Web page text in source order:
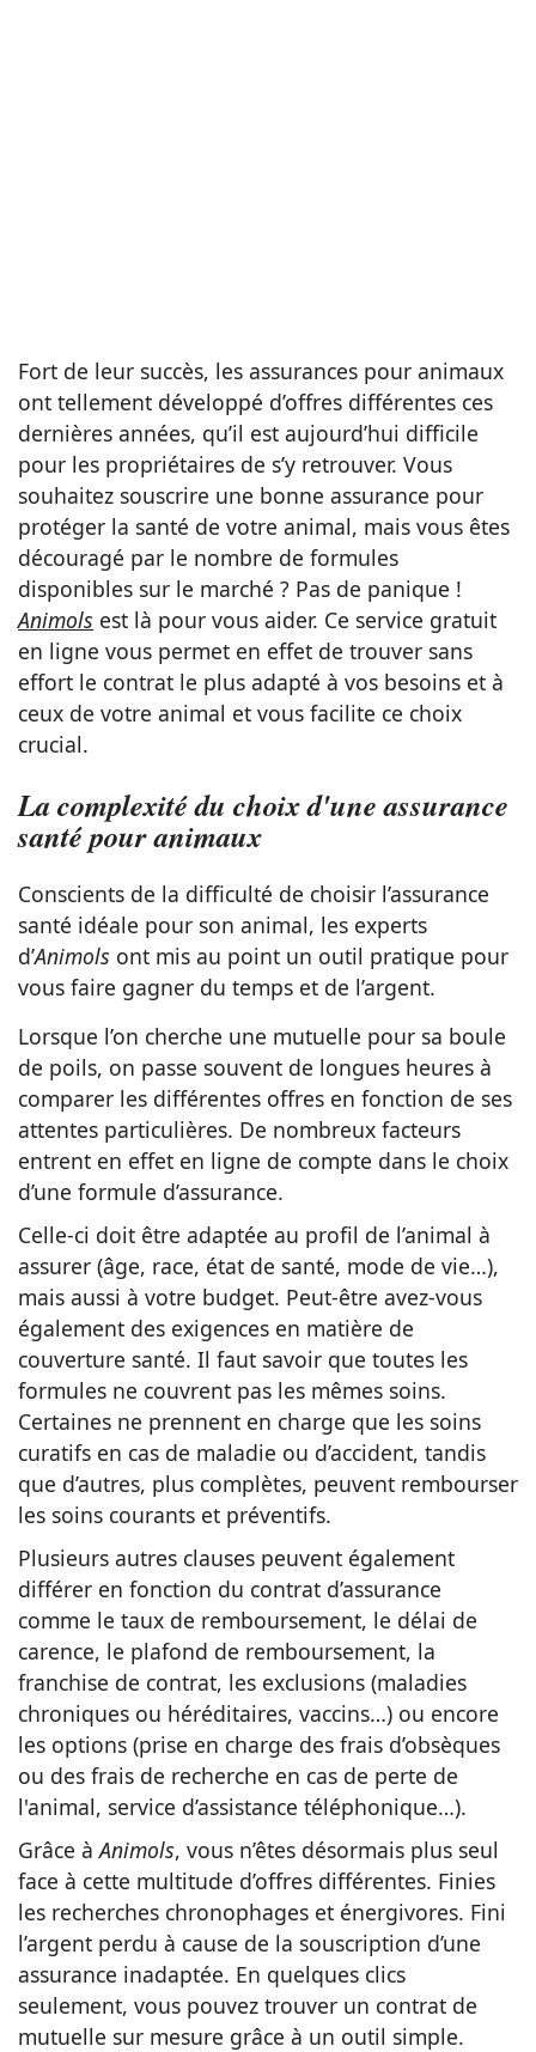
Fort de leur succès, les assurances pour animaux
ont tellement développé d’offres différentes ces
dernières années, qu’il est aujourd’hui difficile
pour les propriétaires de s’y retrouver. Vous
souhaitez souscrire une bonne assurance pour
protéger la santé de votre animal, mais vous êtes
découragé par le nombre de formules
disponibles sur le marché ? Pas de panique !
Animols est là pour vous aider. Ce service gratuit
en ligne vous permet en effet de trouver sans
effort le contrat le plus adapté à vos besoins et à
ceux de votre animal et vous facilite ce choix
crucial.
La complexité du choix d'une assurance
santé pour animaux
Conscients de la difficulté de choisir l’assurance
santé idéale pour son animal, les experts
d’Animols ont mis au point un outil pratique pour
vous faire gagner du temps et de l’argent.
Lorsque l’on cherche une mutuelle pour sa boule
de poils, on passe souvent de longues heures à
comparer les différentes offres en fonction de ses
attentes particulières. De nombreux facteurs
entrent en effet en ligne de compte dans le choix
d’une formule d’assurance.
Celle-ci doit être adaptée au profil de l’animal à
assurer (âge, race, état de santé, mode de vie…),
mais aussi à votre budget. Peut-être avez-vous
également des exigences en matière de
couverture santé. Il faut savoir que toutes les
formules ne couvrent pas les mêmes soins.
Certaines ne prennent en charge que les soins
curatifs en cas de maladie ou d’accident, tandis
que d’autres, plus complètes, peuvent rembourser
les soins courants et préventifs.
Plusieurs autres clauses peuvent également
différer en fonction du contrat d’assurance
comme le taux de remboursement, le délai de
carence, le plafond de remboursement, la
franchise de contrat, les exclusions (maladies
chroniques ou héréditaires, vaccins…) ou encore
les options (prise en charge des frais d’obsèques
ou des frais de recherche en cas de perte de
l'animal, service d’assistance téléphonique…).
Grâce àAnimols, vous n’êtes désormais plus seul
face à cette multitude d’offres différentes. Finies
les recherches chronophages et énergivores. Fini
l’argent perdu à cause de la souscription d’une
assurance inadaptée. En quelques clics
seulement, vous pouvez trouver un contrat de
mutuelle sur mesure grâce à un outil simple.